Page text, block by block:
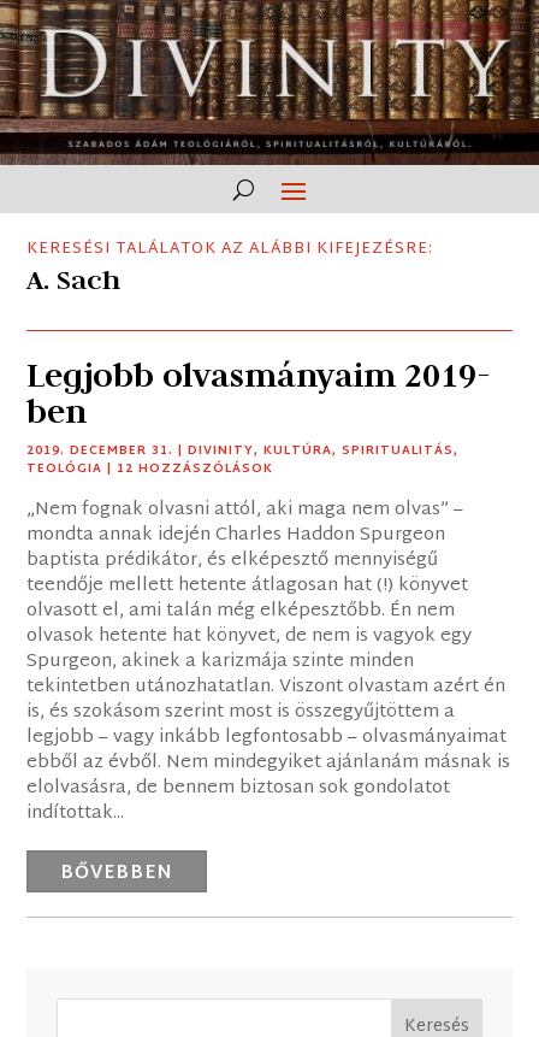
KERESÉSI TALÁLATOK AZ ALÁBBI KIFEJEZÉSRE:
A. Sach
Legjobb olvasmányaim 2019-
ben
2019. DECEMBER 31. |DIVINITY,KULTÚRA,SPIRITUALITÁS,
TEOLÓGIA | 12 HOZZÁSZÓLÁSOK
„Nem fognak olvasni attól, aki maga nem olvas” –
mondta annak idején Charles Haddon Spurgeon
baptista prédikátor, és elképesztő mennyiségű
teendője mellett hetente átlagosan hat (!) könyvet
olvasott el, ami talán még elképesztőbb. Én nem
olvasok hetente hat könyvet, de nem is vagyok egy
Spurgeon, akinek a karizmája szinte minden
tekintetben utánozhatatlan. Viszont olvastam azért én
is, és szokásom szerint most is összegyűjtöttem a
legjobb – vagy inkább legfontosabb – olvasmányaimat
ebből az évből. Nem mindegyiket ajánlanám másnak is
elolvasásra, de bennem biztosan sok gondolatot
indítottak...
BŐVEBBEN